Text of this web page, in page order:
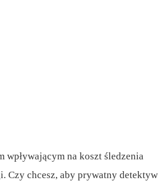
wpływającym na koszt śledzenia
Czy chcesz, aby prywatny detektyw